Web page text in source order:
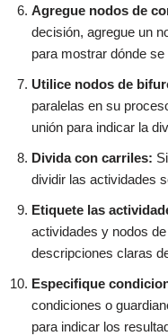
Agregue nodos de
decisión, agregue un
para mostrar dónde
Utilice nodos de
paralelas en su
unión para indicar la
Divida con carriles:
dividir las actividades
Etiquete las
actividades y nodos
descripciones claras
Especifique
condiciones o
para indicar los